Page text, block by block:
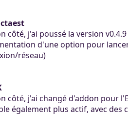
mais limité à 100Mo par
si vous n'êtes pas validé.
audio et vidéo, accessible sans
via le navigateur. Allumez vos
! /!\ Ce n'est pas notre outil
d'échange, préférez le salon
aux couleurs de Khaganat
des goodies avec nos
? Vous pouvez les retrouver sur
projet vit grâce aux dons, en
comment nous aider, afin que
aller encore plus loin !
côté, j'ai poussé la version
d'une option pour
réseau)
côté, j'ai changé d'addon pour
également plus actif, avec